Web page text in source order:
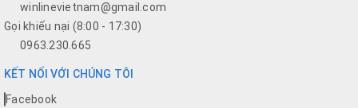
winlinevietnam@gmail.com
Gọi khiếu nại (8:00 - 17:30)
0963.230.665
KẾT NỐI VỚI CHÚNG TÔI
Facebook